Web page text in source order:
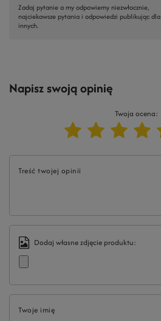
Zadaj pytanie a my odpowiemy niezwłocznie,
najciekawsze pytania i odpowiedzi publikując dla
innych.
Napisz swoją opinię
Twoja ocena:
Treść twojej opinii
Dodaj własne zdjęcie produktu:
Twoje imię